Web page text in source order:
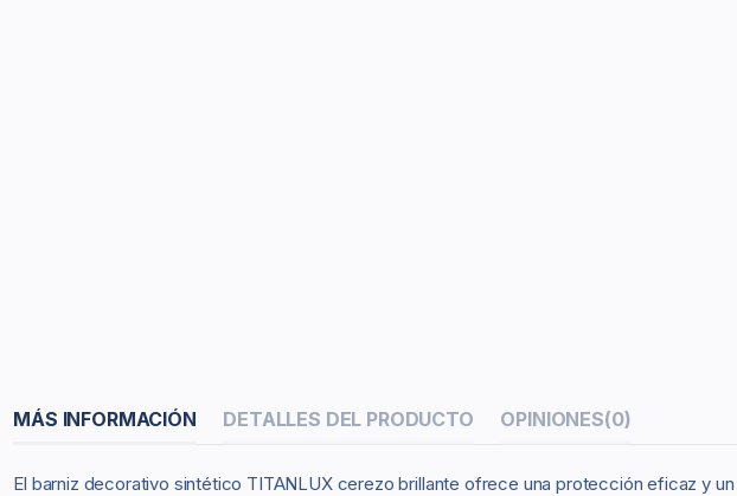
MÁS INFORMACIÓN DETALLES DEL PRODUCTO OPINIONES(0)
El barniz decorativo sintético TITANLUX cerezo brillante ofrece una protección eficaz y